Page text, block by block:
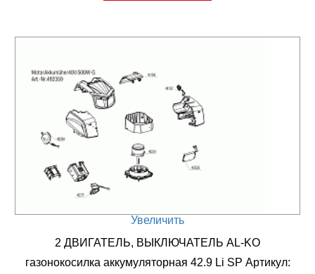
Увеличить
2 ДВИГАТЕЛЬ, ВЫКЛЮЧАТЕЛЬ AL-KO
газонокосилка аккумуляторная 42.9 Li SP Артикул: